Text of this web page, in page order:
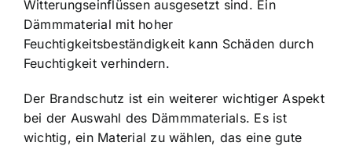
Witterungseinflüssen ausgesetzt sind. Ein
Dämmmaterial mit hoher
Feuchtigkeitsbeständigkeit kann Schäden durch
Feuchtigkeit verhindern.
Der Brandschutz ist ein weiterer wichtiger Aspekt
bei der Auswahl des Dämmmaterials. Es ist
wichtig, ein Material zu wählen, das eine gute